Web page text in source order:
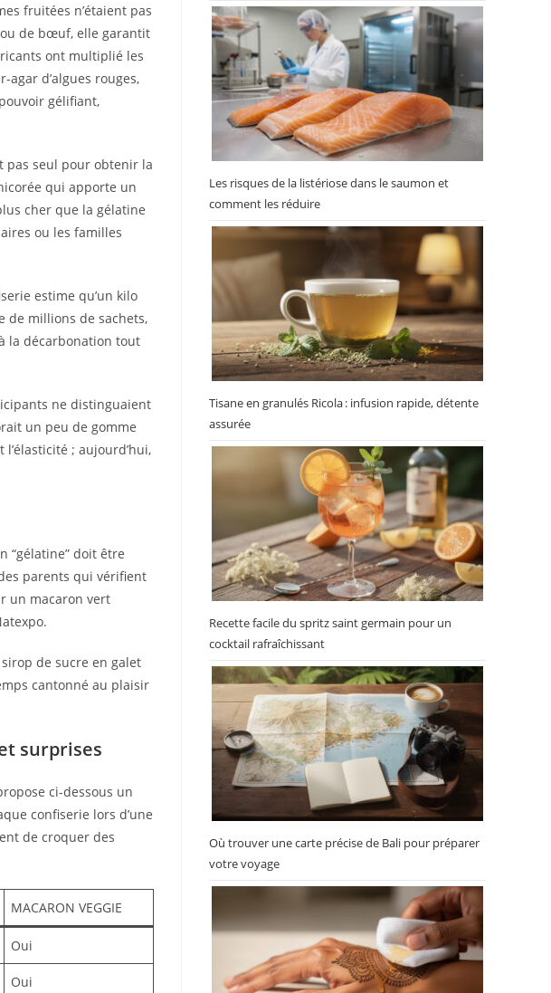
fruitées n’étaient pas
de bœuf, elle garantit
ont multiplié les
agar d’algues rouges,
gélifiant,
pas seul pour obtenir la
qui apporte un
cher que la gélatine
ou les familles
estime qu’un kilo
de millions de sachets,
la décarbonation tout
ne distinguaient
un peu de gomme
; aujourd’hui,
“gélatine” doit être
parents qui vérifient
un macaron vert
de sucre en galet
cantonné au plaisir
surprises
ci-dessous un
confiserie lors d’une
de croquer des
MACARON VEGGIE
Oui
Oui
Les risques de la listériose dans le saumon et
comment les réduire
Tisane en granulés Ricola : infusion rapide, détente
assurée
Recette facile du spritz saint germain pour un
cocktail rafraîchissant
Où trouver une carte précise de Bali pour préparer
votre voyage